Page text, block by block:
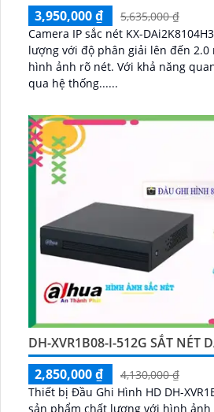
3,950,000 ₫
5,635,000 ₫
Camera IP sắc nét KX-
lượng với độ phân giải lên đến 2.0
hình ảnh rõ nét. Với khả năng quan sát ban đêm thông
qua hệ thống......
DH-XVR1B08-I-512G SẮT NÉT
2,850,000 ₫
4,130,000 ₫
Thiết bị Đầu Ghi Hình HD DH-
sản phẩm chất lượng với hình ảnh